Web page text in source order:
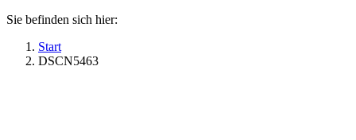
Sie befinden sich hier:
Start
DSCN5463